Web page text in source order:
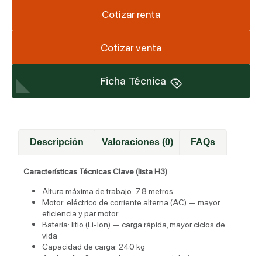
Cotizar renta
Cotizar venta
Ficha Técnica
Descripción Valoraciones (0) FAQs
Características Técnicas Clave (lista H3)
Altura máxima de trabajo: 7.8 metros
Motor: eléctrico de corriente alterna (AC) — mayor
eficiencia y par motor
Batería: litio (Li-Ion) — carga rápida, mayor ciclos de
vida
Capacidad de carga: 240 kg